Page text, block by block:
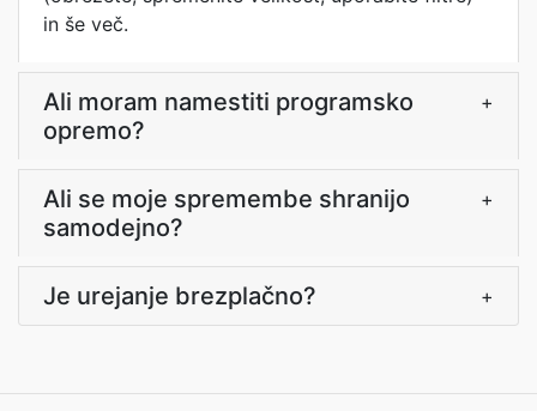
in še več.
Ali moram namestiti programsko
opremo?
+
Ali se moje spremembe shranijo
samodejno?
+
Je urejanje brezplačno? +